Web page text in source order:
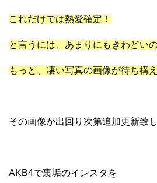
これだけでは熱愛確定！
と言うには、あまりにもきわどい
もっと、凄い写真の画像が待ち構
その画像が出回り次第追加更新致
AKB4で裏垢のインスタを